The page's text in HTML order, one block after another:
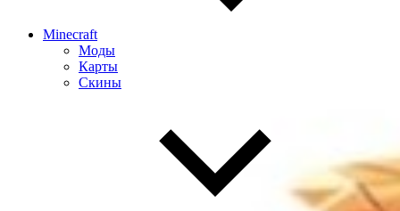
Minecraft
Моды
Карты
Скины